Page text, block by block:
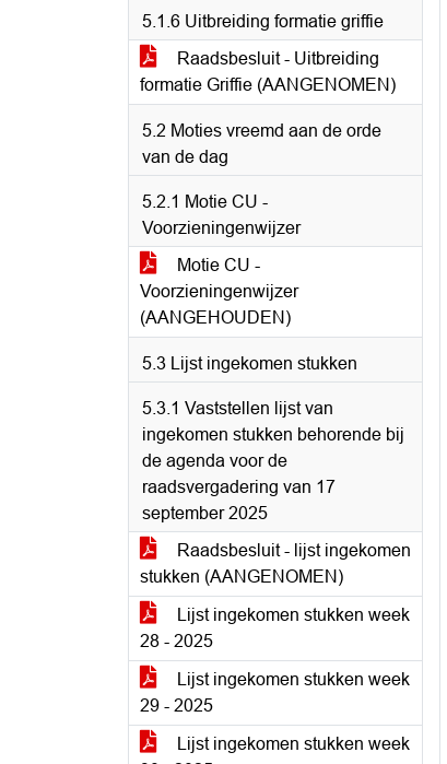
5.1.6 Uitbreiding formatie griffie
Raadsbesluit - Uitbreiding
formatie Griffie (AANGENOMEN)
5.2 Moties vreemd aan de orde
van de dag
5.2.1 Motie CU -
Voorzieningenwijzer
Motie CU -
Voorzieningenwijzer
(AANGEHOUDEN)
5.3 Lijst ingekomen stukken
5.3.1 Vaststellen lijst van
ingekomen stukken behorende bij
de agenda voor de
raadsvergadering van 17
september 2025
Raadsbesluit - lijst ingekomen
stukken (AANGENOMEN)
Lijst ingekomen stukken week
28 - 2025
Lijst ingekomen stukken week
29 - 2025
Lijst ingekomen stukken week